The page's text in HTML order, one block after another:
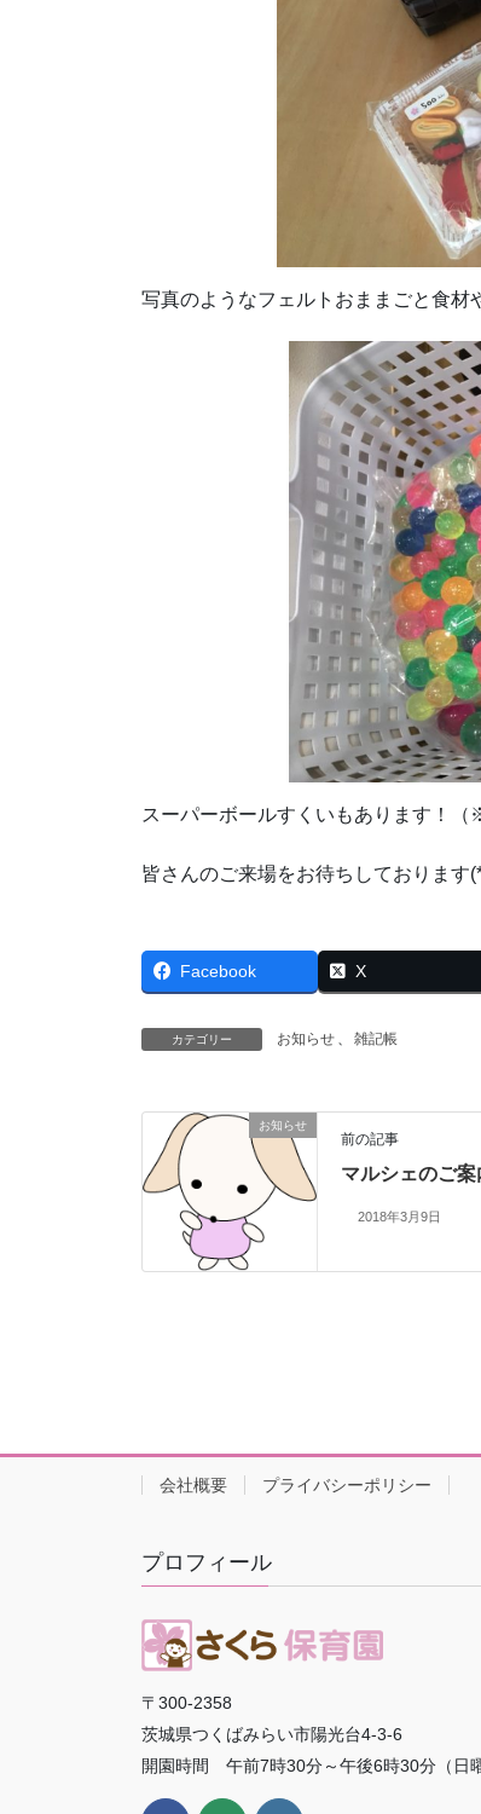
写真のようなフェルトおままごと食材
スーパーボールすくいもあります！
皆さんのご来場をお待ちしております
Facebook X
カテゴリー お知らせ 、 雑記帳
お知らせ
前の記事
マルシェのご案
2018年3月9日
会社概要 プライバシーポリシー
プロフィール
〒300-2358
茨城県つくばみらい市陽光台4-3-6
開園時間 午前7時30分～午後6時30分（日